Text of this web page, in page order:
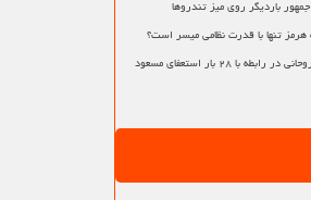
باردیگر روی میز تندروها
هرمز تنها با قدرت نظامی میسر است؟
پشت پرده ادعای یک روحانی در رابطه با ۲۸ بار استعفای مسعود